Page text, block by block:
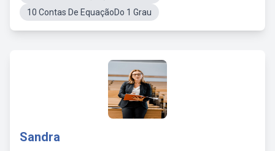
10 Contas De EquaçãoDo 1 Grau
Sandra